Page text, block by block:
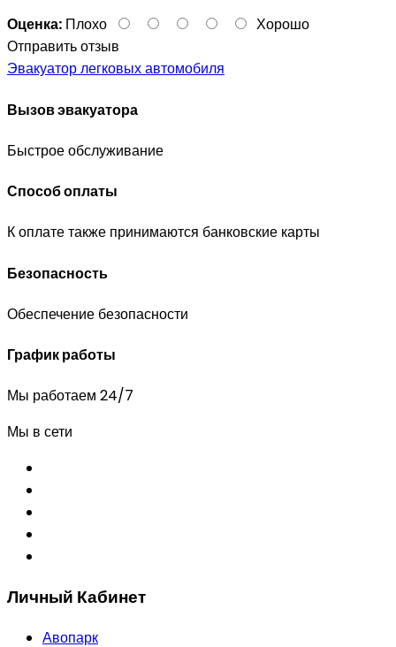
Оценка: Плохо
Хорошо
Отправить отзыв
Эвакуатор легковых автомобиля
Вызов эвакуатора
Быстрое обслуживание
Способ оплаты
К оплате также принимаются банковские карты
Безопасность
Обеспечение безопасности
График работы
Мы работаем 24/7
Мы в сети
Личный Кабинет
Авопарк